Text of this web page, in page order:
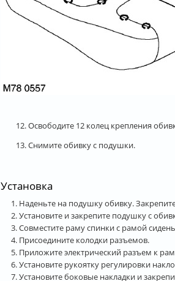
12. Освободите 12 колец крепления
13. Снимите обивку с подушки.
Установка
Наденьте на подушку обивку.
Установите и закрепите подушку с
Совместите раму спинки с рамой
Присоедините колодки разъемов.
Приложите электрический разъем к
Установите рукоятку регулировки
Установите боковые накладки и